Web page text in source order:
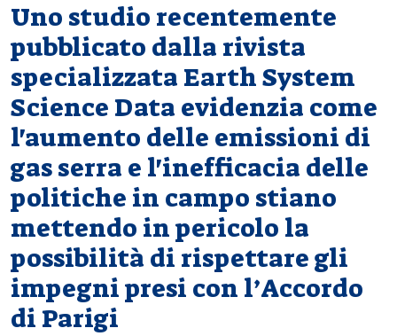
Uno studio recentemente
pubblicato dalla rivista
specializzata Earth System
Science Data evidenzia come
l'aumento delle emissioni di
gas serra e l'inefficacia delle
politiche in campo stiano
mettendo in pericolo la
possibilità di rispettare gli
impegni presi con l’Accordo
di Parigi